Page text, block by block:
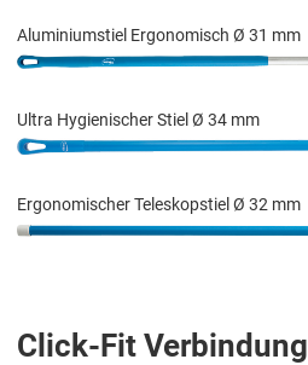
Aluminiumstiel Ergonomisch Ø 31 mm
Ultra Hygienischer Stiel Ø 34 mm
Ergonomischer Teleskopstiel Ø 32 mm
Click-Fit Verbindung